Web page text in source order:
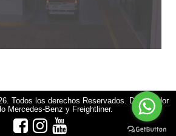
Todos los derechos Reservados. Distribuidor
Mercedes-Benz y Freightliner.